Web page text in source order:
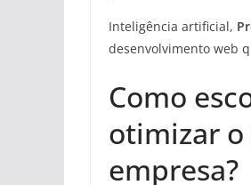
Inteligência artificial,
desenvolvimento web
Como
otimizar
empresa?